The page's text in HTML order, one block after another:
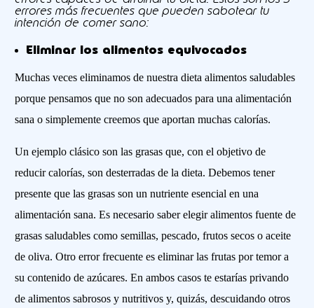
errores más frecuentes que pueden sabotear tu
intención de comer sano:
Eliminar los alimentos equivocados
Muchas veces eliminamos de nuestra dieta alimentos saludables
porque pensamos que no son adecuados para una alimentación
sana o simplemente creemos que aportan muchas calorías.
Un ejemplo clásico son las grasas que, con el objetivo de
reducir calorías, son desterradas de la dieta. Debemos tener
presente que las grasas son un nutriente esencial en una
alimentación sana. Es necesario saber elegir alimentos fuente de
grasas saludables como semillas, pescado, frutos secos o aceite
de oliva. Otro error frecuente es eliminar las frutas por temor a
su contenido de azúcares. En ambos casos te estarías privando
de alimentos sabrosos y nutritivos y, quizás, descuidando otros